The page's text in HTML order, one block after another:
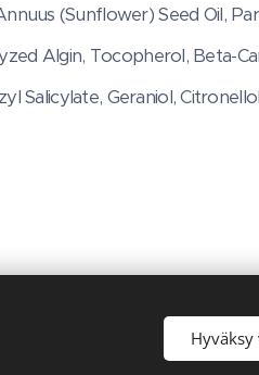
(Sunflower) Seed Oil,
Algin, Tocopherol, Beta-
Salicylate, Geraniol,